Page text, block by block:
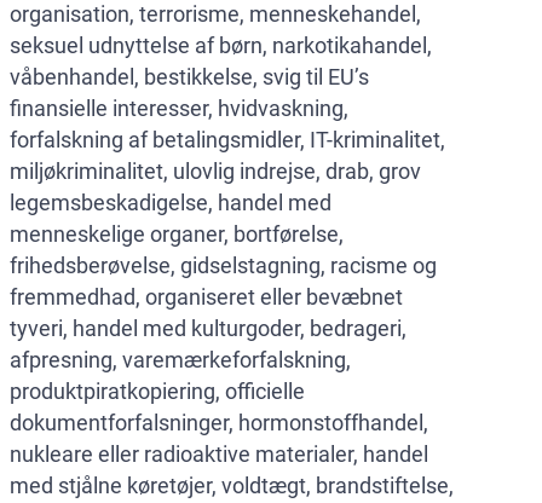
organisation, terrorisme, menneskehandel,
seksuel udnyttelse af børn, narkotikahandel,
våbenhandel, bestikkelse, svig til EU’s
finansielle interesser, hvidvaskning,
forfalskning af betalingsmidler, IT-kriminalitet,
miljøkriminalitet, ulovlig indrejse, drab, grov
legemsbeskadigelse, handel med
menneskelige organer, bortførelse,
frihedsberøvelse, gidselstagning, racisme og
fremmedhad, organiseret eller bevæbnet
tyveri, handel med kulturgoder, bedrageri,
afpresning, varemærkeforfalskning,
produktpiratkopiering, officielle
dokumentforfalsninger, hormonstoffhandel,
nukleare eller radioaktive materialer, handel
med stjålne køretøjer, voldtægt, brandstiftelse,